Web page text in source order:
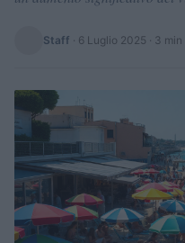
Staff · 6 Luglio 2025 · 3 min